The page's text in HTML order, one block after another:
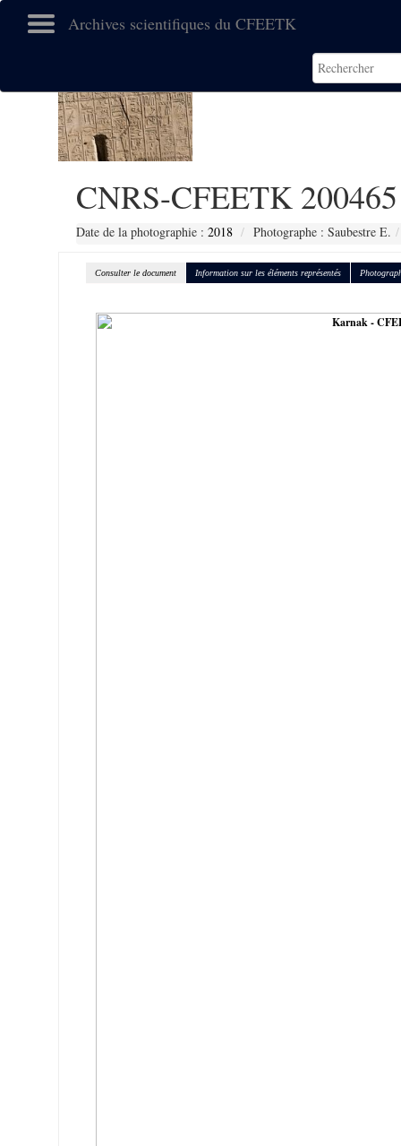
Archives scientifiques du CFEETK
CNRS-CFEETK 200465
Date de la photographie : 2018 Photographe : Saubestre E.
Consulter le document Information sur les éléments représentés